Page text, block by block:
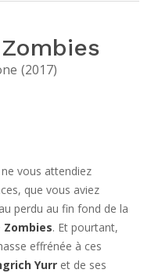
(2017)
vous attendiez
que vous aviez
perdu au fin fond de la
Zombies. Et pourtant,
effrénée à ces
Yurr et de ses